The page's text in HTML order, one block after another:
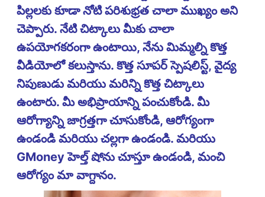
పిల్లలకు కూడా నోటి పరిశుభ్రత చాలా ముఖ్యం అని
చెప్పారు. నేటి చిట్కాలు మీకు చాలా
ఉపయోగకరంగా ఉంటాయి, నేను మిమ్మల్ని కొత్త
వీడియోలో కలుస్తాను. కొత్త సూపర్ స్పెషలిస్ట్, వైద్య
నిపుణుడు మరియు మరిన్ని కొత్త చిట్కాలు
ఉంటారు. మీ అభిప్రాయాన్ని పంచుకోండి. మీ
ఆరోగ్యాన్ని జాగ్రత్తగా చూసుకోండి, ఆరోగ్యంగా
ఉండండి మరియు చల్లగా ఉండండి. మరియు
GMoney హెల్త్ షోను చూస్తూ ఉండండి, మంచి
ఆరోగ్యం మా వాగ్దానం.